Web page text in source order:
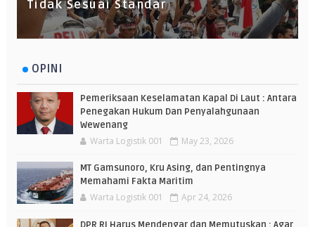
Tidak Sesuai Standar
OPINI
Pemeriksaan Keselamatan Kapal Di Laut : Antara
Penegakan Hukum Dan Penyalahgunaan
Wewenang
Warta Logistik 001 May 23, 2026
MT Gamsunoro, Kru Asing, dan Pentingnya
Memahami Fakta Maritim
Warta Logistik 001 Apr 24, 2026